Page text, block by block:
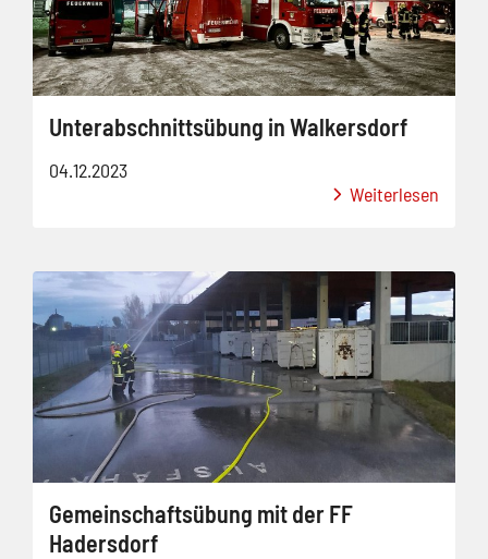
Unterabschnittsübung in Walkersdorf
04.12.2023
Weiterlesen
Gemeinschaftsübung mit der FF
Hadersdorf